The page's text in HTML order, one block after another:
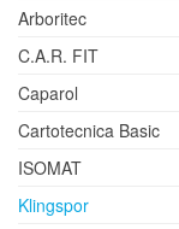
Arboritec
C.A.R. FIT
Caparol
Cartotecnica Basic
ISOMAT
Klingspor